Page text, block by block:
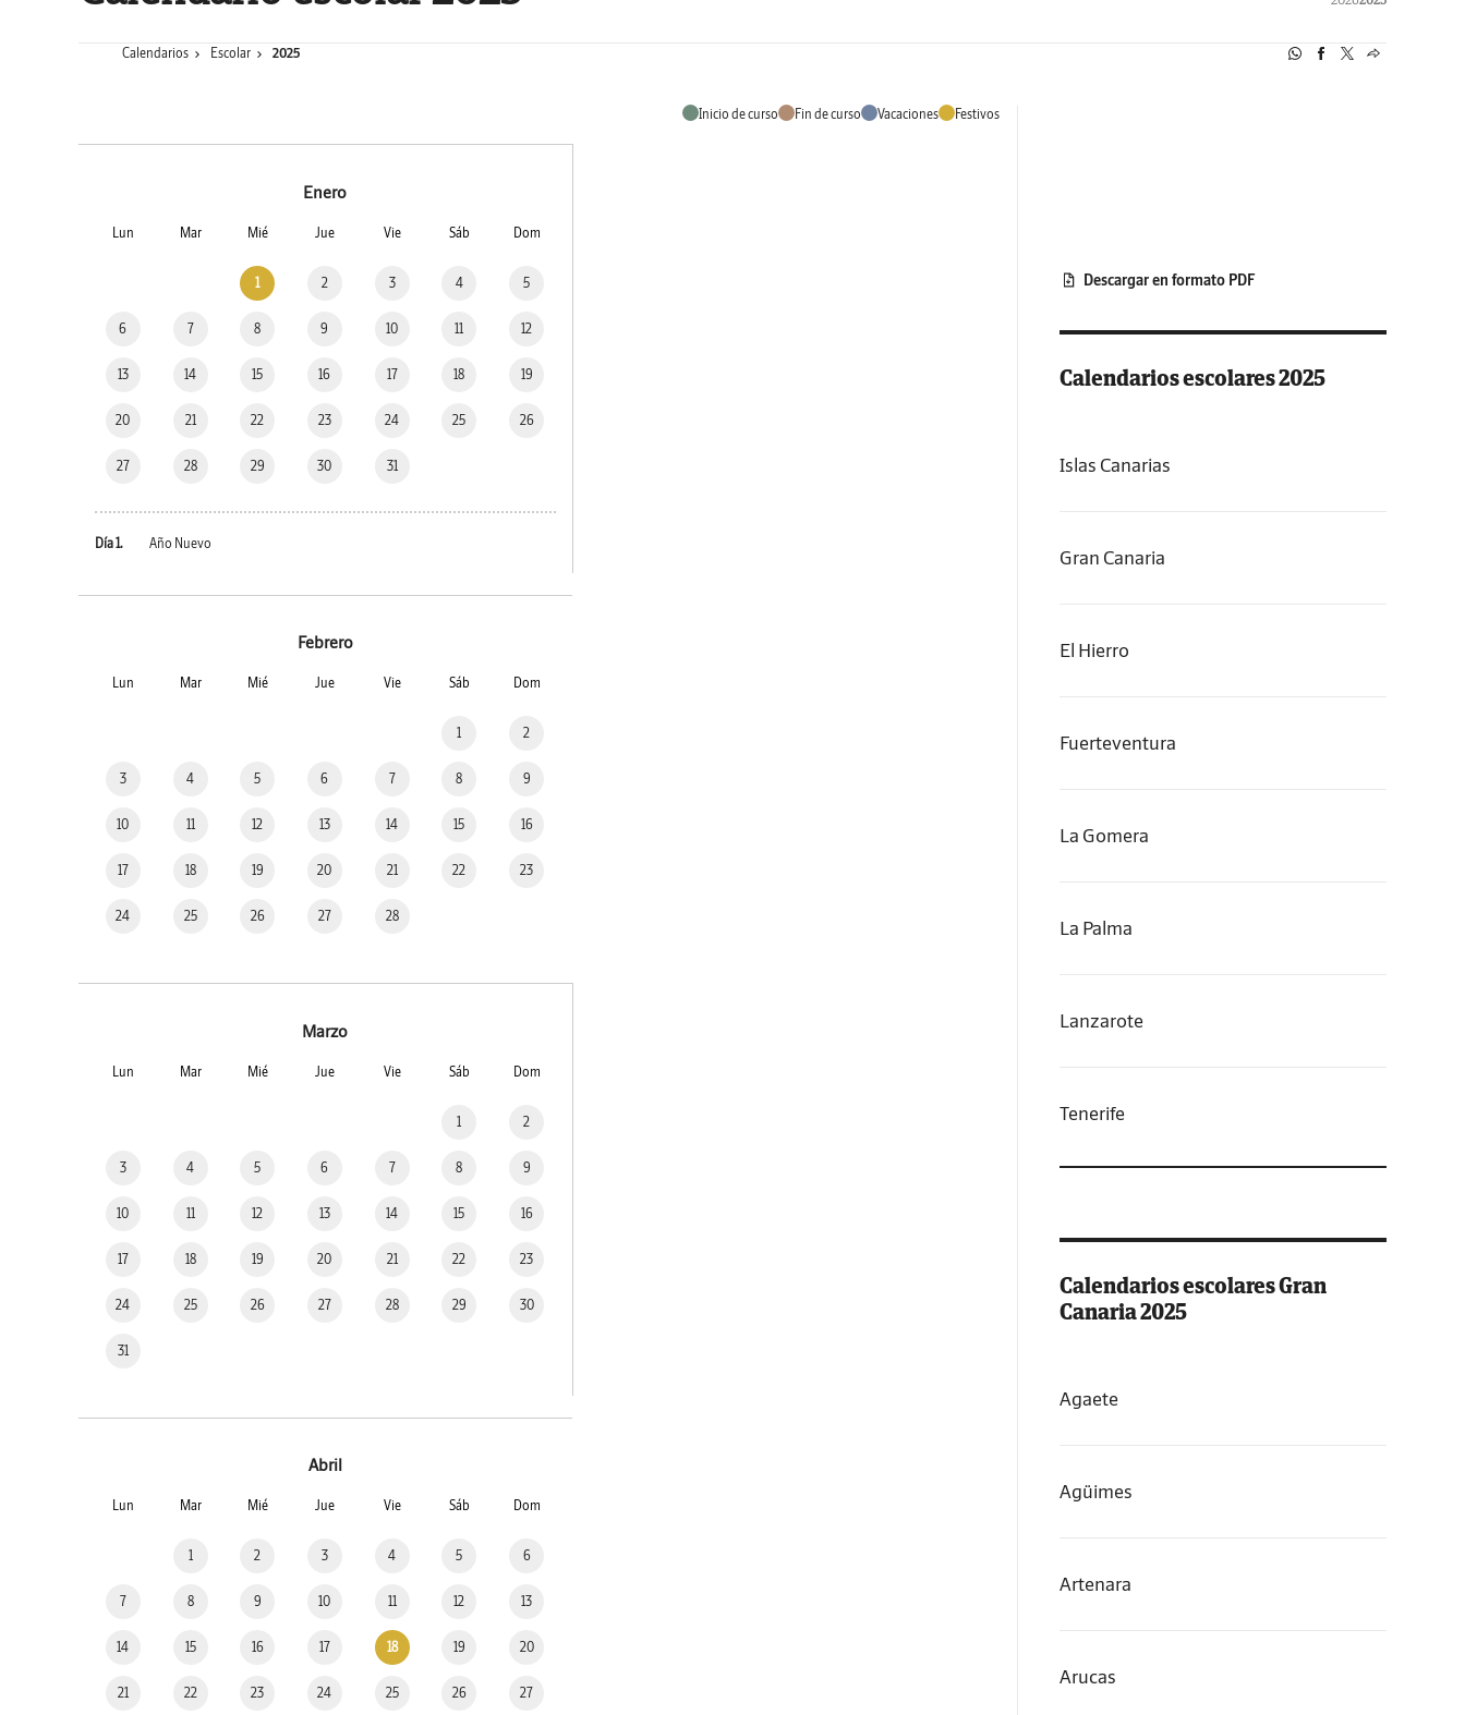
Calendarios Escolar 2025
Inicio de curso Fin de curso Vacaciones Festivos
Enero
Lun Mar Mié Jue Vie Sáb Dom
1 2 3 4 5
6 7 8 9 10 11 12
13 14 15 16 17 18 19
20 21 22 23 24 25 26
27 28 29 30 31
Día 1. Año Nuevo
Febrero
Lun Mar Mié Jue Vie Sáb Dom
1 2
3 4 5 6 7 8 9
10 11 12 13 14 15 16
17 18 19 20 21 22 23
24 25 26 27 28
Marzo
Lun Mar Mié Jue Vie Sáb Dom
1 2
3 4 5 6 7 8 9
10 11 12 13 14 15 16
17 18 19 20 21 22 23
24 25 26 27 28 29 30
31
Abril
Lun Mar Mié Jue Vie Sáb Dom
1 2 3 4 5 6
7 8 9 10 11 12 13
14 15 16 17 18 19 20
21 22 23 24 25 26 27
Descargar en formato PDF
Calendarios escolares 2025
Islas Canarias
Gran Canaria
El Hierro
Fuerteventura
La Gomera
La Palma
Lanzarote
Tenerife
Calendarios escolares Gran
Canaria 2025
Agaete
Agüimes
Artenara
Arucas